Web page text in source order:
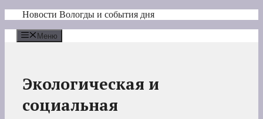
Перейти
содержимому
Новости Вологды и события дня
Меню
Экологическая и
социальная